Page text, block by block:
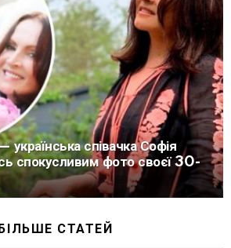
українська співачка Софія
спокусливим фото своєї 30-
БІЛЬШЕ СТАТЕЙ